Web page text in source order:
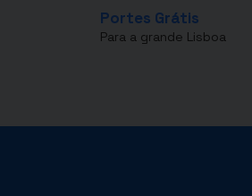
Portes Grátis
Para a grande Lisboa